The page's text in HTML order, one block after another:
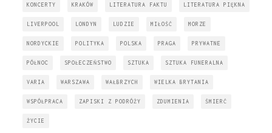
KONCERTY KRAKÓW LITERATURA FAKTU LITERATURA PIĘKNA
LIVERPOOL LONDYN LUDZIE MIŁOŚĆ MORZE
NORDYCKIE POLITYKA POLSKA PRAGA PRYWATNE
PÓŁNOC SPOŁECZEŃSTWO SZTUKA SZTUKA FUNERALNA
VARIA WARSZAWA WAŁBRZYCH WIELKA BRYTANIA
WSPÓŁPRACA ZAPISKI Z PODRÓŻY ZDUMIENIA ŚMIERĆ
ŻYCIE